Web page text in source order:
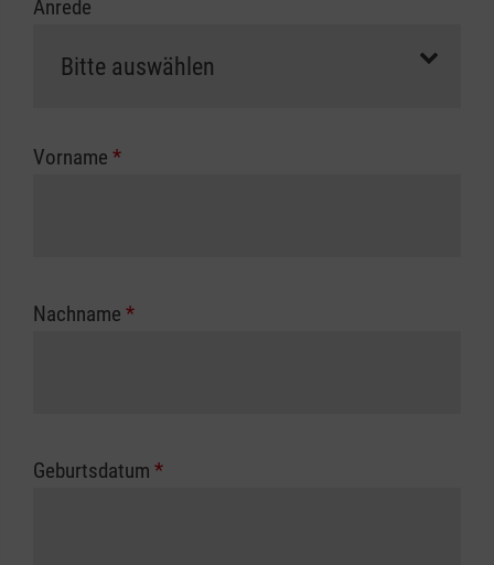
erfolgt eine Abrechnung der vollen Kursgebühr
Die notwendigen Formulare für die
zuständigen Berufsgenossenschaft oder
Anrede
Vorname *
Nachname *
Geburtsdatum *